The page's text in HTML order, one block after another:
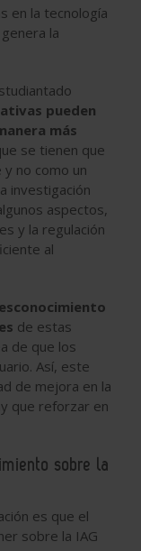
en la tecnología
la
pueden
más
se tienen que
no como un
investigación
aspectos,
y la regulación
al
de estas
de que los
Así, este
de mejora en la
que reforzar en
sobre la
es que el
sobre la IAG